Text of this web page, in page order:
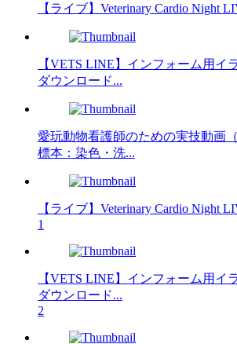
【ライブ】Veterinary Cardio Night
【VETS LINE】インフォーム用イ
ダウンロード...
愛玩動物看護師のための実技動画
標本：染色・洗...
【ライブ】Veterinary Cardio Night
1
【VETS LINE】インフォーム用イ
ダウンロード...
2